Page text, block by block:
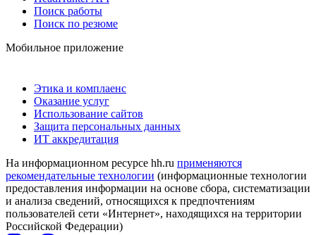
Поиск работы
Поиск по резюме
Мобильное приложение
Этика и комплаенс
Оказание услуг
Использование сайтов
Защита персональных данных
ИТ аккредитация
На информационном ресурсе hh.ru применяются
рекомендательные технологии (информационные технологии
предоставления информации на основе сбора, систематизации
и анализа сведений, относящихся к предпочтениям
пользователей сети «Интернет», находящихся на территории
Российской Федерации)